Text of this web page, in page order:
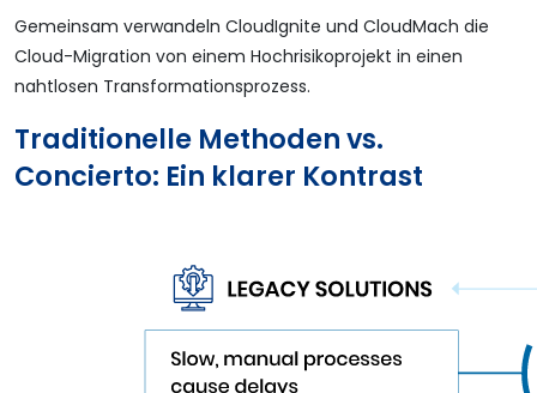
Gemeinsam verwandeln CloudIgnite und CloudMach die
Cloud-Migration von einem Hochrisikoprojekt in einen
nahtlosen Transformationsprozess.
Traditionelle Methoden vs.
Concierto: Ein klarer Kontrast